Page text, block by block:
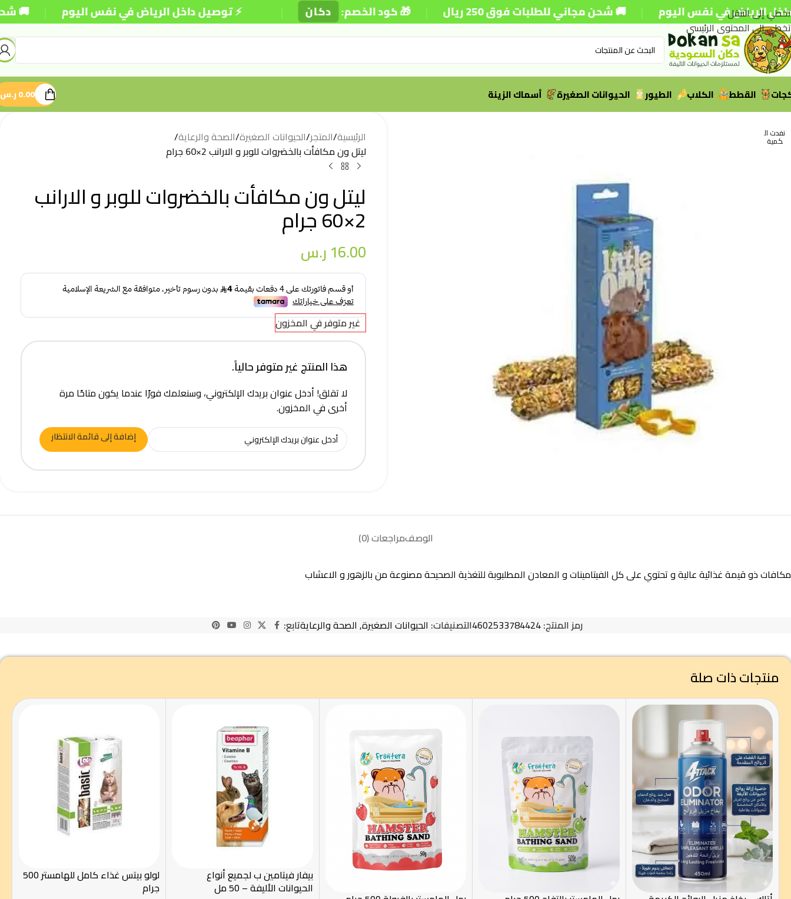
تخطي إلى التنقل
تخطي إلى المحتوى الرئيسي
⚡ توصيل داخل الرياض في نفس اليوم | 🚚 شحن في نفس اليوم | 🚚 شحن مجاني للطلبات فوق 250 ريال | 🎁 كود الخصم: دكان |
القطط الكلاب الطيور الحيوانات الصغيرة أسماك الزينة 0.00ر.س
نفدت ال
كمية الرئيسية/المتجر/الحيوانات الصغيرة/الصحة والرعاية/
ليتل ون مكافأت بالخضروات للوبر و الارانب 2×60 جرام
ليتل ون مكافأت بالخضروات للوبر و الارانب
2×60 جرام
16.00ر.س
غير متوفر في المخزون
هذا المنتج غير متوفر حالياً.
لا تقلق! أدخل عنوان بريدك الإلكتروني، وسنعلمك فورًا عندما يكون متاحًا مرة
أخرى في المخزون.
إضافة إلى قائمة الانتظار
الوصفمراجعات (0)
مكافات ذو قيمة غذائية عالية و تحتوي على كل الفيتامينات و المعادن المطلبوبة للتغذية الصحيحة مصنوعة من بالزهور و الاعشاب
رمز المنتج:4602533784424التصنيفات: الحيوانات الصغيرة, الصحة والرعايةتابع:
منتجات ذات صلة
بيفار فيتامين ب لجميع أنواع
الحيوانات الأليفة – 50 مل
لولو بيتس غذاء كامل للهامستر 500
جرام